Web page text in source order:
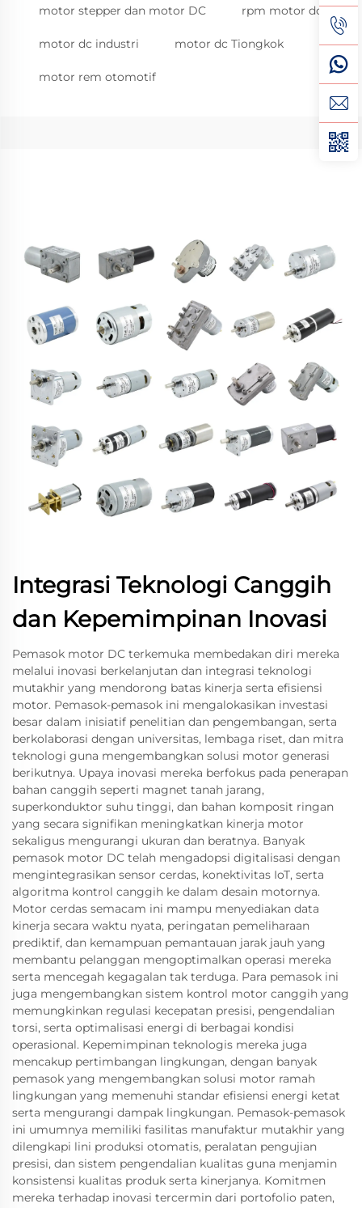
motor stepper dan motor DC rpm motor dc
motor dc industri motor dc Tiongkok
motor rem otomotif
Integrasi Teknologi Canggih
dan Kepemimpinan Inovasi
Pemasok motor DC terkemuka membedakan diri mereka
melalui inovasi berkelanjutan dan integrasi teknologi
mutakhir yang mendorong batas kinerja serta efisiensi
motor. Pemasok-pemasok ini mengalokasikan investasi
besar dalam inisiatif penelitian dan pengembangan, serta
berkolaborasi dengan universitas, lembaga riset, dan mitra
teknologi guna mengembangkan solusi motor generasi
berikutnya. Upaya inovasi mereka berfokus pada penerapan
bahan canggih seperti magnet tanah jarang,
superkonduktor suhu tinggi, dan bahan komposit ringan
yang secara signifikan meningkatkan kinerja motor
sekaligus mengurangi ukuran dan beratnya. Banyak
pemasok motor DC telah mengadopsi digitalisasi dengan
mengintegrasikan sensor cerdas, konektivitas IoT, serta
algoritma kontrol canggih ke dalam desain motornya.
Motor cerdas semacam ini mampu menyediakan data
kinerja secara waktu nyata, peringatan pemeliharaan
prediktif, dan kemampuan pemantauan jarak jauh yang
membantu pelanggan mengoptimalkan operasi mereka
serta mencegah kegagalan tak terduga. Para pemasok ini
juga mengembangkan sistem kontrol motor canggih yang
memungkinkan regulasi kecepatan presisi, pengendalian
torsi, serta optimalisasi energi di berbagai kondisi
operasional. Kepemimpinan teknologis mereka juga
mencakup pertimbangan lingkungan, dengan banyak
pemasok yang mengembangkan solusi motor ramah
lingkungan yang memenuhi standar efisiensi energi ketat
serta mengurangi dampak lingkungan. Pemasok-pemasok
ini umumnya memiliki fasilitas manufaktur mutakhir yang
dilengkapi lini produksi otomatis, peralatan pengujian
presisi, dan sistem pengendalian kualitas guna menjamin
konsistensi kualitas produk serta kinerjanya. Komitmen
mereka terhadap inovasi tercermin dari portofolio paten,